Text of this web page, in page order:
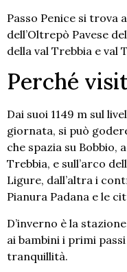
Passo Penice si
dell’Oltrepò Pavese
della val Trebbia e val
Perché
Dai suoi 1149 m sul
giornata, si può
che spazia su Bobbio,
Trebbia, e sull’arco
Ligure, dall’altra i
Pianura Padana e le
D’inverno è la
ai bambini i primi
tranquillità.